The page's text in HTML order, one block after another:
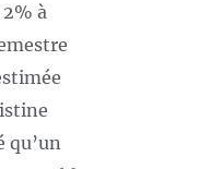
à
qu’un